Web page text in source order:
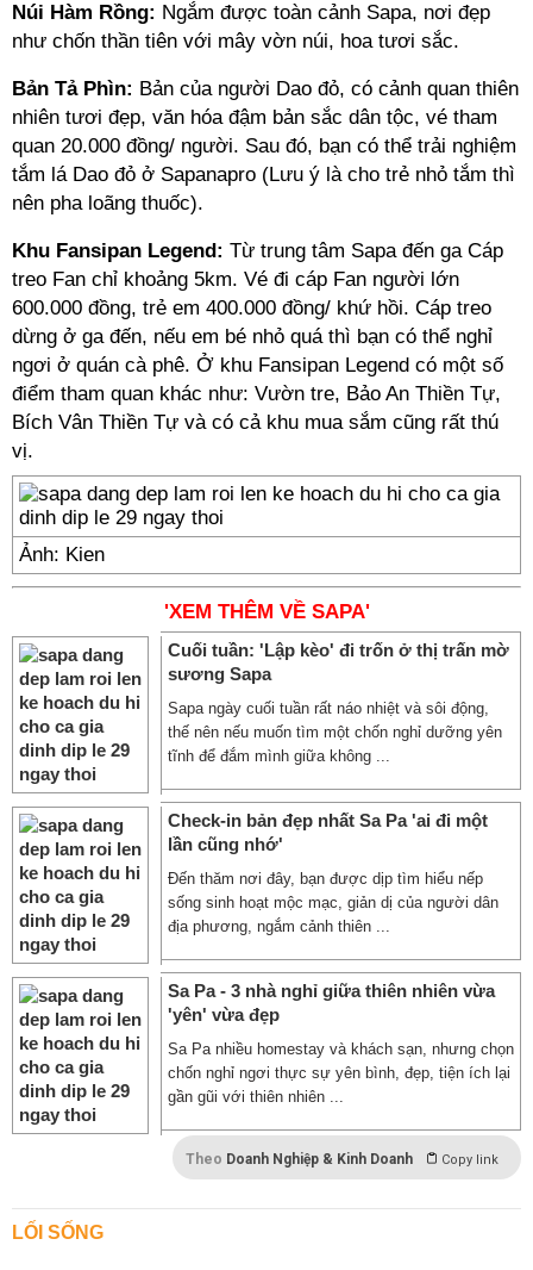
Núi Hàm Rồng: Ngắm được toàn cảnh Sapa, nơi đẹp
như chốn thần tiên với mây vờn núi, hoa tươi sắc.
Bản Tả Phìn: Bản của người Dao đỏ, có cảnh quan thiên
nhiên tươi đẹp, văn hóa đậm bản sắc dân tộc, vé tham
quan 20.000 đồng/ người. Sau đó, bạn có thể trải nghiệm
tắm lá Dao đỏ ở Sapanapro (Lưu ý là cho trẻ nhỏ tắm thì
nên pha loãng thuốc).
Khu Fansipan Legend: Từ trung tâm Sapa đến ga Cáp
treo Fan chỉ khoảng 5km. Vé đi cáp Fan người lớn
600.000 đồng, trẻ em 400.000 đồng/ khứ hồi. Cáp treo
dừng ở ga đến, nếu em bé nhỏ quá thì bạn có thể nghỉ
ngơi ở quán cà phê. Ở khu Fansipan Legend có một số
điểm tham quan khác như: Vườn tre, Bảo An Thiền Tự,
Bích Vân Thiền Tự và có cả khu mua sắm cũng rất thú
vị.
Ảnh: Kien
'XEM THÊM VỀ SAPA'
Cuối tuần: 'Lập kèo' đi trốn ở thị trấn mờ
sương Sapa
Sapa ngày cuối tuần rất náo nhiệt và sôi động,
thế nên nếu muốn tìm một chốn nghỉ dưỡng yên
tĩnh để đắm mình giữa không ...
Check-in bản đẹp nhất Sa Pa 'ai đi một
lần cũng nhớ'
Đến thăm nơi đây, bạn được dịp tìm hiểu nếp
sống sinh hoạt mộc mạc, giản dị của người dân
địa phương, ngắm cảnh thiên ...
Sa Pa - 3 nhà nghỉ giữa thiên nhiên vừa
'yên' vừa đẹp
Sa Pa nhiều homestay và khách sạn, nhưng chọn
chốn nghỉ ngơi thực sự yên bình, đẹp, tiện ích lại
gần gũi với thiên nhiên ...
Theo Doanh Nghiệp & Kinh Doanh Copy link
LỐI SỐNG